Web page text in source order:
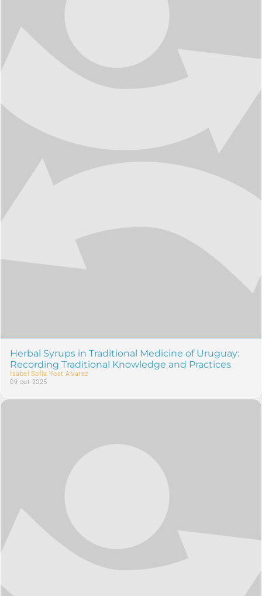
Herbal Syrups in Traditional Medicine of Uruguay:
Recording Traditional Knowledge and Practices
Isabel Sofía Yost Alvarez
09 out 2025